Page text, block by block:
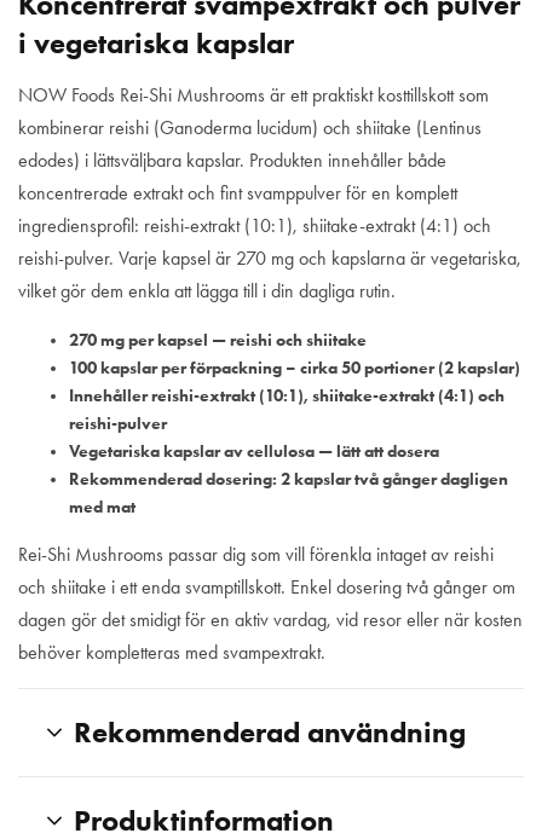
i vegetariska kapslar
NOW Foods Rei-Shi Mushrooms är ett praktiskt kosttillskott som
kombinerar reishi (Ganoderma lucidum) och shiitake (Lentinus
edodes) i lättsväljbara kapslar. Produkten innehåller både
koncentrerade extrakt och fint svamppulver för en komplett
ingrediensprofil: reishi-extrakt (10:1), shiitake-extrakt (4:1) och
reishi-pulver. Varje kapsel är 270 mg och kapslarna är vegetariska,
vilket gör dem enkla att lägga till i din dagliga rutin.
270 mg per kapsel — reishi och shiitake
100 kapslar per förpackning – cirka 50 portioner (2 kapslar)
Innehåller reishi-extrakt (10:1), shiitake-extrakt (4:1) och
reishi-pulver
Vegetariska kapslar av cellulosa — lätt att dosera
Rekommenderad dosering: 2 kapslar två gånger dagligen
med mat
Rei-Shi Mushrooms passar dig som vill förenkla intaget av reishi
och shiitake i ett enda svamptillskott. Enkel dosering två gånger om
dagen gör det smidigt för en aktiv vardag, vid resor eller när kosten
behöver kompletteras med svampextrakt.
Rekommenderad användning
Produktinformation